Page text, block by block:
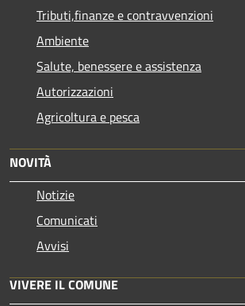
Tributi,finanze e contravvenzioni
Ambiente
Salute, benessere e assistenza
Autorizzazioni
Agricoltura e pesca
NOVITÀ
Notizie
Comunicati
Avvisi
VIVERE IL COMUNE